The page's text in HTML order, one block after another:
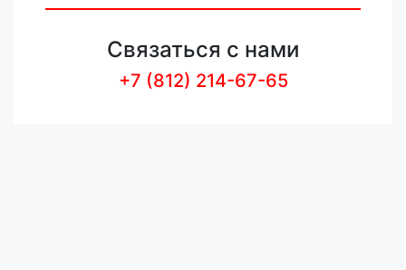
Связаться с нами
+7 (812) 214-67-65